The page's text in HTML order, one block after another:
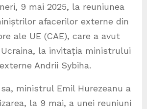
9 mai 2025, la reuniunea
afacerilor externe din
ale UE (CAE), care a avut
la invitația ministrului
Andrii Sybiha.
ministrul Emil Hurezeanu a
la 9 mai, a unei reuniuni